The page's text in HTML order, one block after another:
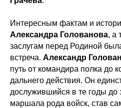
Интересным фактам и
Александра Голованова, а
заслугам перед Родиной
встреча. Александр
путь от командира полка до
дальнего действия. Он
дослужившийся в те годы до
маршала рода войск, став